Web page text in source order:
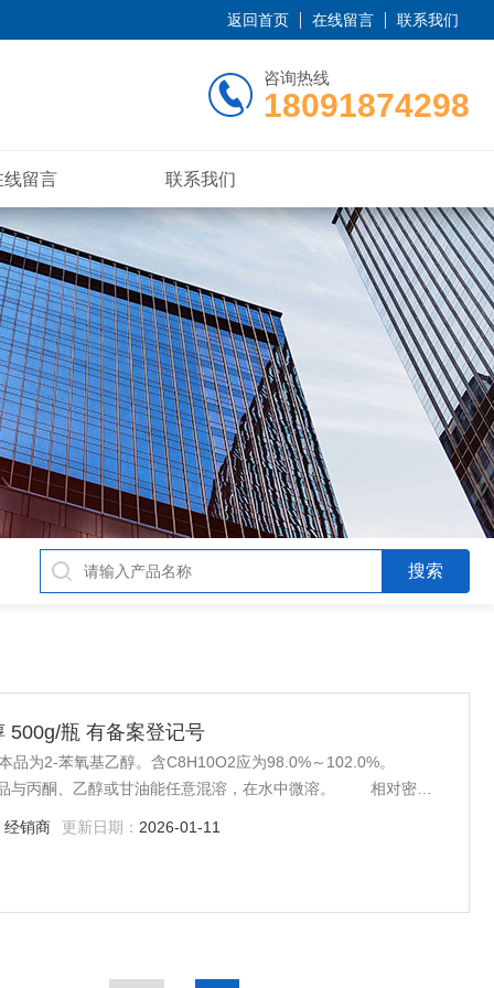
返回首页 在线留言 联系我们
咨询热线
18091874298
线留言 联系我们
500g/瓶 有备案登记号
丙酮、乙醇或甘油能任意混溶，在水中微溶。 相对密度
经销商 更新日期： 2026-01-11